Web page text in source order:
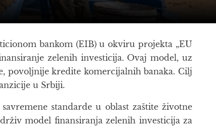
bankom (EIB) u okviru projekta „EU
zelenih investicija. Ovaj model, uz
povoljnije kredite komercijalnih banaka. Cilj
u Srbiji.
standarde u oblast zaštite životne
model finansiranja zelenih investicija za